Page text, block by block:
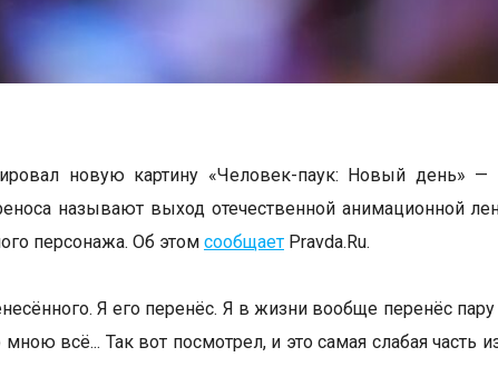
новую картину «Человек-паук: Новый день» —
называют выход отечественной анимационной
персонажа. Об этом сообщает Pravda.Ru.
Я его перенёс. Я в жизни вообще перенёс
всё... Так вот посмотрел, и это самая слабая часть